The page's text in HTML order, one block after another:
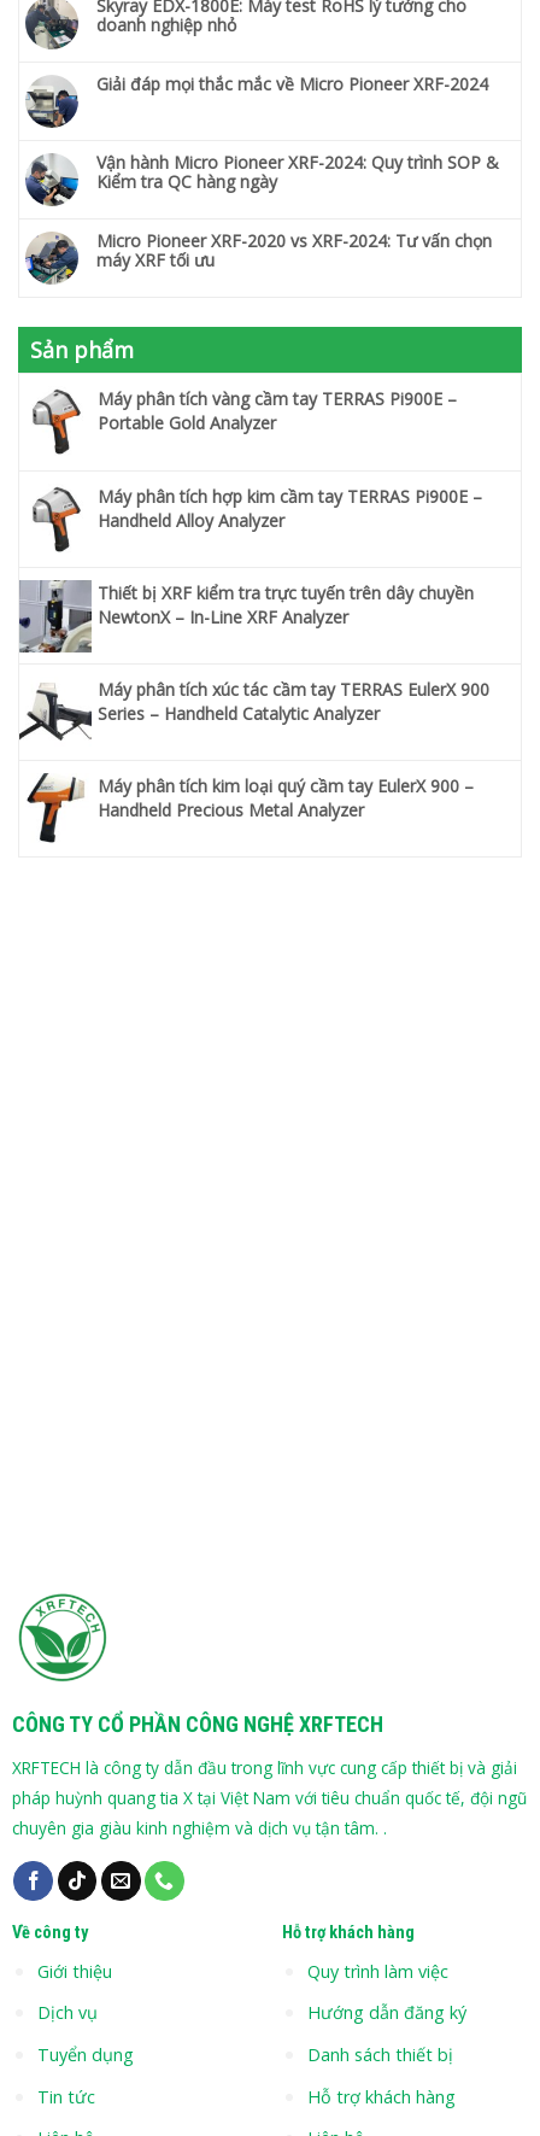
Skyray EDX-1800E: Máy test RoHS lý tưởng cho
doanh nghiệp nhỏ
Giải đáp mọi thắc mắc về Micro Pioneer XRF-2024
Vận hành Micro Pioneer XRF-2024: Quy trình SOP &
Kiểm tra QC hàng ngày
Micro Pioneer XRF-2020 vs XRF-2024: Tư vấn chọn
máy XRF tối ưu
Sản phẩm
Máy phân tích vàng cầm tay TERRAS Pi900E –
Portable Gold Analyzer
Máy phân tích hợp kim cầm tay TERRAS Pi900E –
Handheld Alloy Analyzer
Thiết bị XRF kiểm tra trực tuyến trên dây chuyền
NewtonX – In-Line XRF Analyzer
Máy phân tích xúc tác cầm tay TERRAS EulerX 900
Series – Handheld Catalytic Analyzer
Máy phân tích kim loại quý cầm tay EulerX 900 –
Handheld Precious Metal Analyzer
CÔNG TY CỔ PHẦN CÔNG NGHỆ XRFTECH
XRFTECH là công ty dẫn đầu trong lĩnh vực cung cấp thiết bị và giải
pháp huỳnh quang tia X tại Việt Nam với tiêu chuẩn quốc tế, đội ngũ
chuyên gia giàu kinh nghiệm và dịch vụ tận tâm. .
Về công ty
Giới thiệu
Dịch vụ
Tuyển dụng
Tin tức
Hỗ trợ khách hàng
Quy trình làm việc
Hướng dẫn đăng ký
Danh sách thiết bị
Hỗ trợ khách hàng